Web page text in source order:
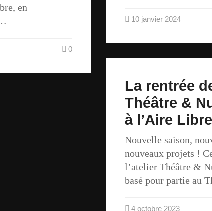
10 janvier 2024
en
0
La rentrée
Théâtre &
à l’Aire Libre
Nouvelle saison,
nouveaux projets !
l’atelier Théâtre &
basé pour partie au
4 octobre 2023